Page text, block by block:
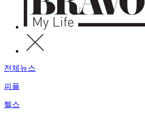
전체뉴스
피플
헬스